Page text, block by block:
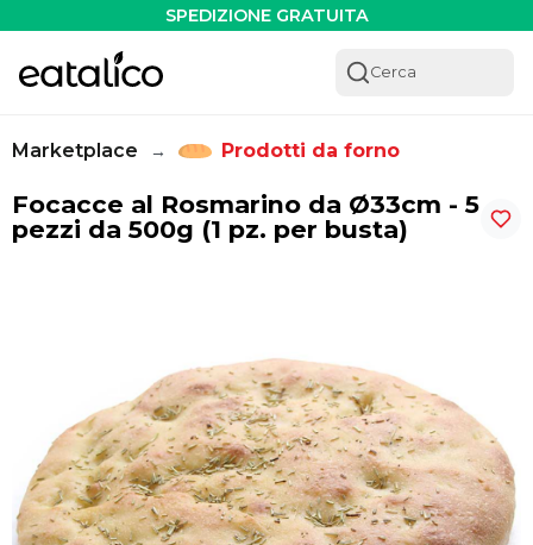
SPEDIZIONE GRATUITA
Cerca
Marketplace → Prodotti da forno
Focacce al Rosmarino da Ø33cm - 5
pezzi da 500g (1 pz. per busta)
Focacce al Rosmarino da Ø33cm - 5 pezzi da 500g (1